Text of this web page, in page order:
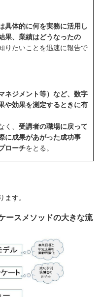
具体的に何を実務に活用し
果、業績はどうなったの
りたいことを迅速に報告で
ネジメント等）など、数字
や効果を測定するときに有
く、 受講者の職場に戻って
に成果があがった成功事
ローチをとる。
ます。
ースメソッドの大きな流